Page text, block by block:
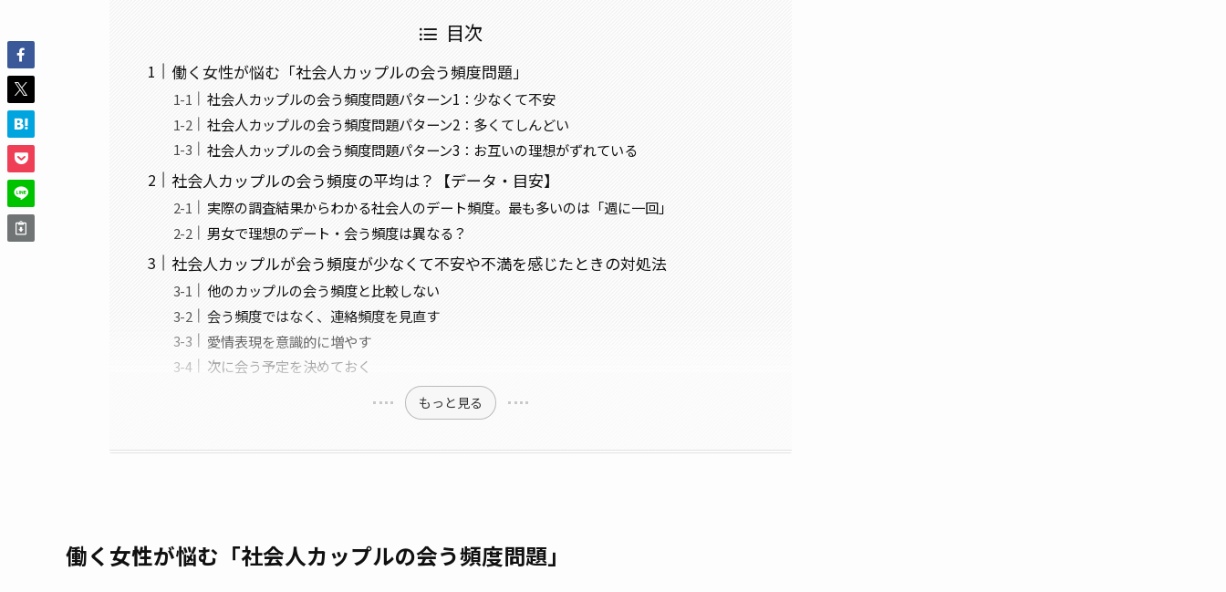
目次
働く女性が悩む「社会人カップルの会う頻度問題」
社会人カップルの会う頻度問題パターン1：少なくて不安
社会人カップルの会う頻度問題パターン2：多くてしんどい
社会人カップルの会う頻度問題パターン3：お互いの理想がずれている
社会人カップルの会う頻度の平均は？【データ・目安】
実際の調査結果からわかる社会人のデート頻度。最も多いのは「週に一回」
男女で理想のデート・会う頻度は異なる？
社会人カップルが会う頻度が少なくて不安や不満を感じたときの対処法
他のカップルの会う頻度と比較しない
会う頻度ではなく、連絡頻度を見直す
愛情表現を意識的に増やす
次に会う予定を決めておく
もっと見る
働く女性が悩む「社会人カップルの会う頻度問題」